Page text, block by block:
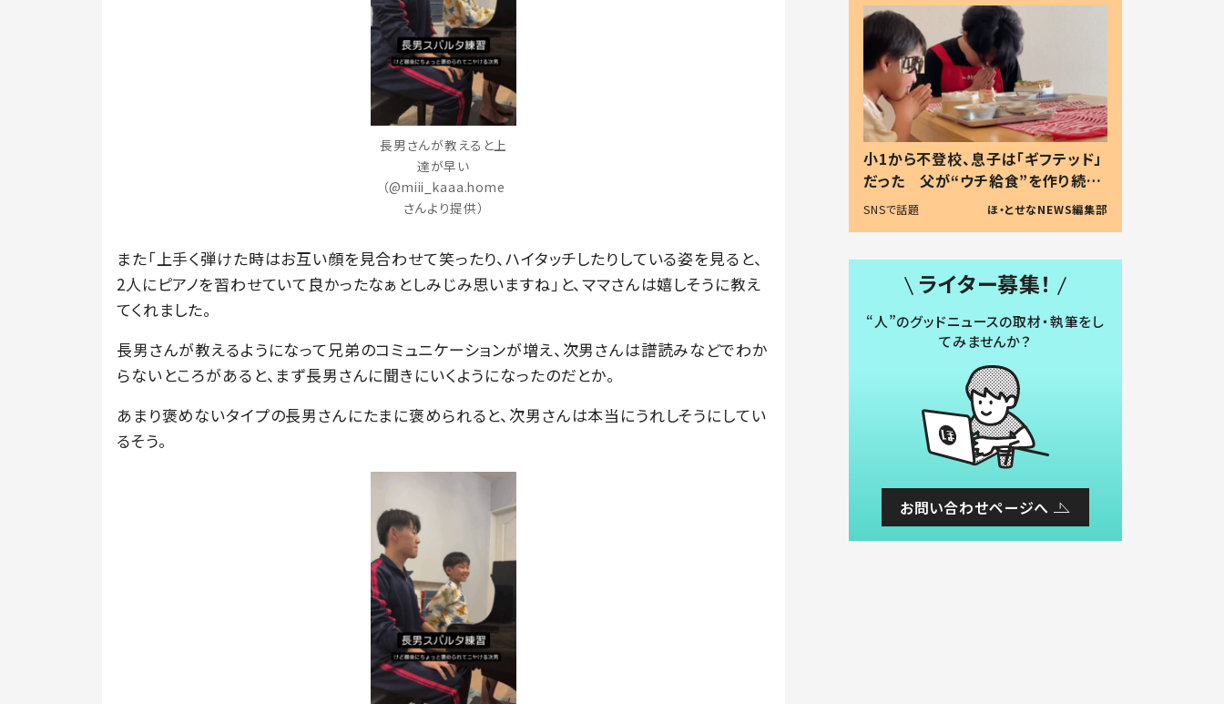
長男さんが教えると上
達が早い
（@miii_kaaa.home
さんより提供）
また「上手く弾けた時はお互い顔を見合わせて笑ったり、ハイタッチしたりしている姿を見ると、
2人にピアノを習わせていて良かったなぁとしみじみ思いますね」と、ママさんは嬉しそうに教え
てくれました。
長男さんが教えるようになって兄弟のコミュニケーションが増え、次男さんは譜読みなどでわか
らないところがあると、まず長男さんに聞きにいくようになったのだとか。
あまり褒めないタイプの長男さんにたまに褒められると、次男さんは本当にうれしそうにしてい
るそう。
小1から不登校、息子は「ギフテッド」
だった 父が“ウチ給食”を作り続け
る理由とは #令和の親 #令和の子
SNSで話題 ほ・とせなNEWS編集部
ライター募集！
“人”のグッドニュースの取材・執筆をし
てみませんか？
お問い合わせページへ